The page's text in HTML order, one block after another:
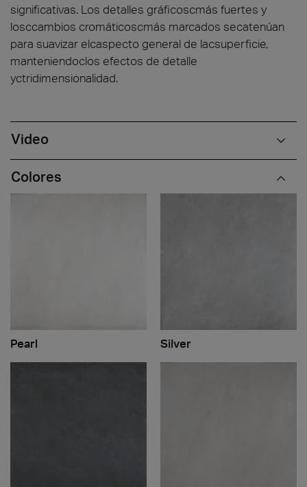
significativas. Los detalles gráficoscmás fuertes y
losccambios cromáticoscmás marcados secatenúan
para suavizar elcaspecto general de lacsuperficie,
manteniendoclos efectos de detalle
yctridimensionalidad.
Video
Colores
Pearl Silver